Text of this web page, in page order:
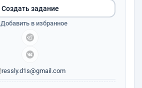
ressly.d1s@gmail.com
Создать задание
Добавить в избранное